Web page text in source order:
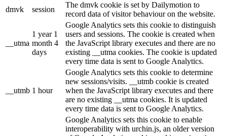
dmvk
session
The dmvk cookie is set by Dailymotion to
record data of visitor behaviour on the website.
__utma
1 year 1
month 4
days
Google Analytics sets this cookie to distinguish
users and sessions. The cookie is created when
the JavaScript library executes and there are no
existing __utma cookies. The cookie is updated
every time data is sent to Google Analytics.
__utmb 1 hour
Google Analytics sets this cookie to determine
new sessions/visits. __utmb cookie is created
when the JavaScript library executes and there
are no existing __utma cookies. It is updated
every time data is sent to Google Analytics.
Google Analytics sets this cookie to enable
interoperability with urchin.js, an older version